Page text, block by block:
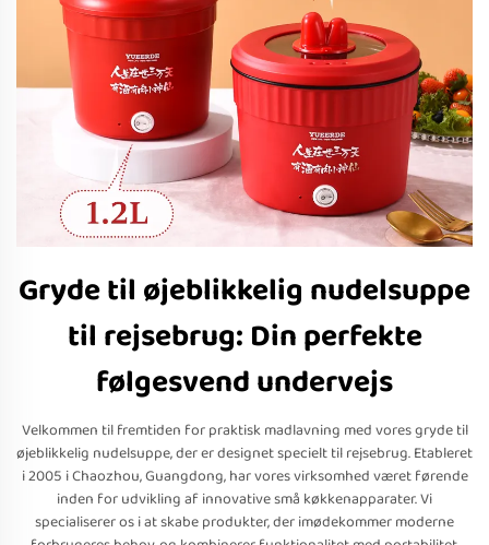
Gryde til øjeblikkelig nudelsuppe
til rejsebrug: Din perfekte
følgesvend undervejs
Velkommen til fremtiden for praktisk madlavning med vores gryde til
øjeblikkelig nudelsuppe, der er designet specielt til rejsebrug. Etableret
i 2005 i Chaozhou, Guangdong, har vores virksomhed været førende
inden for udvikling af innovative små køkkenapparater. Vi
specialiserer os i at skabe produkter, der imødekommer moderne